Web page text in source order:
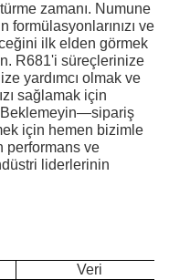
zamanı. Numune
ve
ilk elden görmek
R681'i süreçlerinize
yardımcı olmak ve
sağlamak için
Beklemeyin—sipariş
için hemen bizimle
performans ve
liderlerinin
Veri